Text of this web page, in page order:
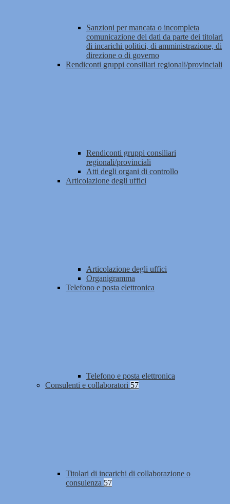
Sanzioni per mancata o incompleta
comunicazione dei dati da parte dei titolari
di incarichi politici, di amministrazione, di
direzione o di governo
Rendiconti gruppi consiliari regionali/provinciali
Rendiconti gruppi consiliari
regionali/provinciali
Atti degli organi di controllo
Articolazione degli uffici
Articolazione degli uffici
Organigramma
Telefono e posta elettronica
Telefono e posta elettronica
Consulenti e collaboratori 57
Titolari di incarichi di collaborazione o
consulenza 57